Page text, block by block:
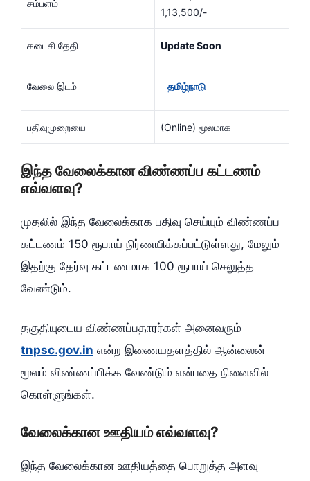
சம்பளம்
1,13,500/-
கடைசி தேதி Update Soon
வேலை இடம் தமிழ்நாடு
பதிவுமுறையை (Online) மூலமாக
இந்த வேலைக்கான விண்ணப்ப கட்டணம்
எவ்வளவு?
முதலில் இந்த வேலைக்காக பதிவு செய்யும் விண்ணப்ப
கட்டணம் 150 ரூபாய் நிர்ணயிக்கப்பட்டுள்ளது, மேலும்
இதற்கு தேர்வு கட்டணமாக 100 ரூபாய் செலுத்த
வேண்டும்.
தகுதியுடைய விண்ணப்பதாரர்கள் அனைவரும்
tnpsc.gov.in என்ற இணையதளத்தில் ஆன்லைன்
மூலம் விண்ணப்பிக்க வேண்டும் என்பதை நினைவில்
கொள்ளுங்கள்.
வேலைக்கான ஊதியம் எவ்வளவு?
இந்த வேலைக்கான ஊதியத்தை பொறுத்த அளவு